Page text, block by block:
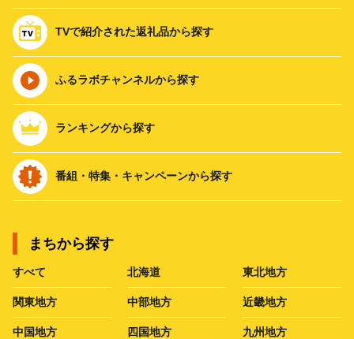
TVで紹介された返礼品から探す
ふるラボチャンネルから探す
ランキングから探す
番組・特集・キャンペーンから探す
まちから探す
すべて 北海道 東北地方
関東地方 中部地方 近畿地方
中国地方 四国地方 九州地方